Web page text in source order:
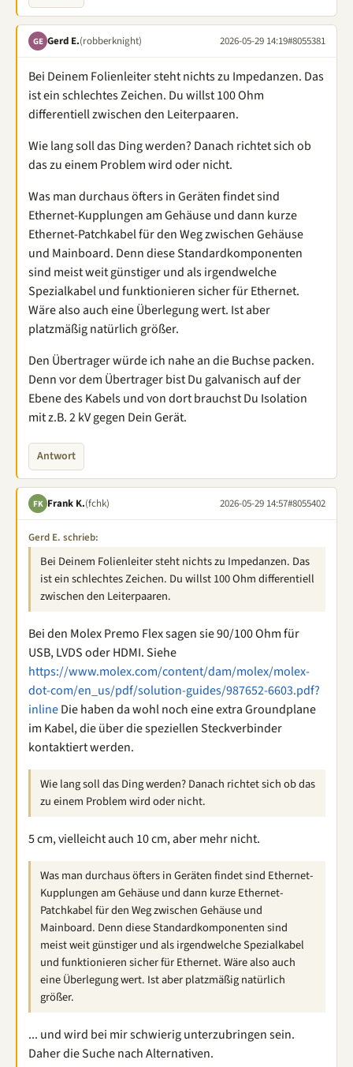
GE Gerd E.(robberknight) 2026-05-29 14:19#8055381
Bei Deinem Folienleiter steht nichts zu Impedanzen. Das
ist ein schlechtes Zeichen. Du willst 100 Ohm
differentiell zwischen den Leiterpaaren.
Wie lang soll das Ding werden? Danach richtet sich ob
das zu einem Problem wird oder nicht.
Was man durchaus öfters in Geräten findet sind
Ethernet-Kupplungen am Gehäuse und dann kurze
Ethernet-Patchkabel für den Weg zwischen Gehäuse
und Mainboard. Denn diese Standardkomponenten
sind meist weit günstiger und als irgendwelche
Spezialkabel und funktionieren sicher für Ethernet.
Wäre also auch eine Überlegung wert. Ist aber
platzmäßig natürlich größer.
Den Übertrager würde ich nahe an die Buchse packen.
Denn vor dem Übertrager bist Du galvanisch auf der
Ebene des Kabels und von dort brauchst Du Isolation
mit z.B. 2 kV gegen Dein Gerät.
Antwort
FK Frank K.(fchk) 2026-05-29 14:57#8055402
Gerd E. schrieb:
Bei Deinem Folienleiter steht nichts zu Impedanzen. Das
ist ein schlechtes Zeichen. Du willst 100 Ohm differentiell
zwischen den Leiterpaaren.
Bei den Molex Premo Flex sagen sie 90/100 Ohm für
USB, LVDS oder HDMI. Siehe
https://www.molex.com/content/dam/molex/molex-
dot-com/en_us/pdf/solution-guides/987652-6603.pdf?
inlineDie haben da wohl noch eine extra Groundplane
im Kabel, die über die speziellen Steckverbinder
kontaktiert werden.
Wie lang soll das Ding werden? Danach richtet sich ob das
zu einem Problem wird oder nicht.
5 cm, vielleicht auch 10 cm, aber mehr nicht.
Was man durchaus öfters in Geräten findet sind Ethernet-
Kupplungen am Gehäuse und dann kurze Ethernet-
Patchkabel für den Weg zwischen Gehäuse und
Mainboard. Denn diese Standardkomponenten sind
meist weit günstiger und als irgendwelche Spezialkabel
und funktionieren sicher für Ethernet. Wäre also auch
eine Überlegung wert. Ist aber platzmäßig natürlich
größer.
... und wird bei mir schwierig unterzubringen sein.
Daher die Suche nach Alternativen.